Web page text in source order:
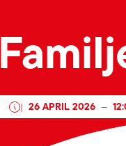
| 26 APRIL 2026 —